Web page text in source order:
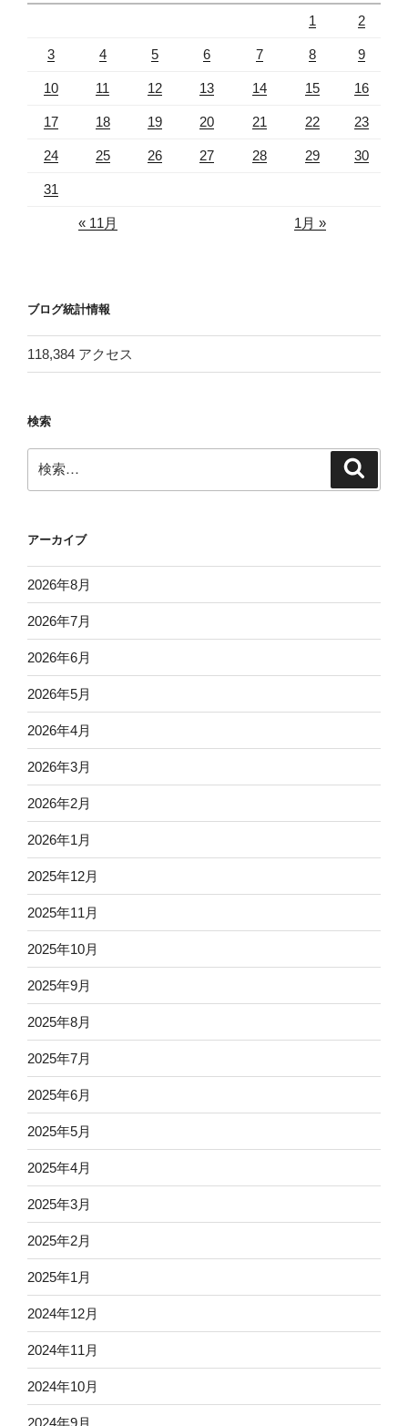
1 2
3 4 5 6 7 8 9
10 11 12 13 14 15 16
17 18 19 20 21 22 23
24 25 26 27 28 29 30
31
« 11月 1月 »
ブログ統計情報
118,384 アクセス
検索
索:
アーカイブ
2026年8月
2026年7月
2026年6月
2026年5月
2026年4月
2026年3月
2026年2月
2026年1月
2025年12月
2025年11月
2025年10月
2025年9月
2025年8月
2025年7月
2025年6月
2025年5月
2025年4月
2025年3月
2025年2月
2025年1月
2024年12月
2024年11月
2024年10月
2024年9月